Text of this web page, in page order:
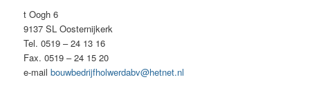
t Oogh 6
9137 SL Oosternijkerk
Tel. 0519 – 24 13 16
Fax. 0519 – 24 15 20
e-mailbouwbedrijfholwerdabv@hetnet.nl